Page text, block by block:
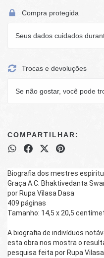
Compra protegida
Seus dados cuidados
Trocas e devoluções
Se não gostar, você pode
COMPARTILHAR:
Biografia dos mestres
Graça A.C. Bhaktivedanta
por Rupa Vilasa Dasa
409 páginas
Tamanho: 14,5 x 20,5
A biografia de indivíduos
esta obra nos mostra o
pesquisa feita por Rupa